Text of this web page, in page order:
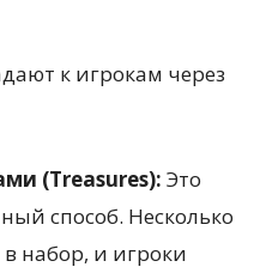
к игрокам через
(Treasures): Это
способ. Несколько
набор, и игроки